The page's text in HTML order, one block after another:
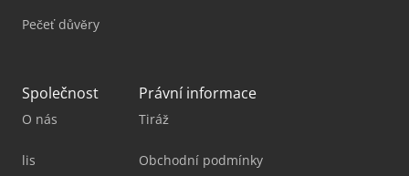
Pečeť důvěry
Společnost
O nás
lis
Právní informace
Tiráž
Obchodní podmínky